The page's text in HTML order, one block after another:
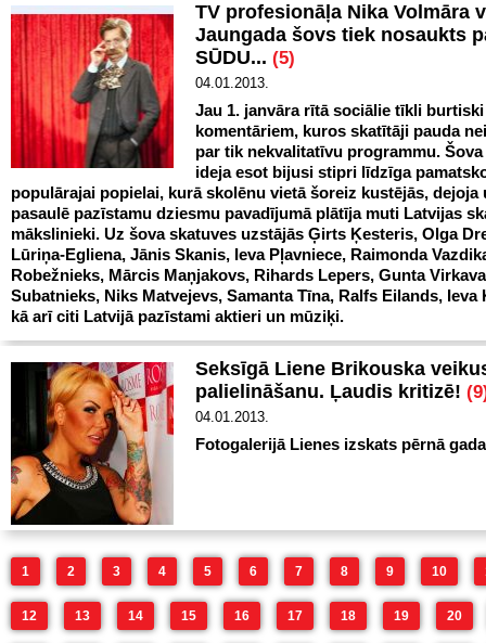
TV profesionāļa Nika Volmāra
Jaungada šovs tiek nosaukts
SŪDU... (5)
04.01.2013.
Jau 1. janvāra rītā sociālie tīkli
komentāriem, kuros skatītāji pauda
par tik nekvalitatīvu programmu. Šova
ideja esot bijusi stipri līdzīga
populārajai popielai, kurā skolēnu vietā šoreiz kustējās, dejoja
pasaulē pazīstamu dziesmu pavadījumā plātīja muti Latvijas
mākslinieki. Uz šova skatuves uzstājās Ģirts Ķesteris, Olga
Lūriņa-Egliena, Jānis Skanis, Ieva Pļavniece, Raimonda
Robežnieks, Mārcis Maņjakovs, Rihards Lepers, Gunta
Subatnieks, Niks Matvejevs, Samanta Tīna, Ralfs Eilands, Ieva
kā arī citi Latvijā pazīstami aktieri un mūziķi.
Seksīgā Liene Brikouska
palielināšanu. Ļaudis kritizē!
04.01.2013.
Fotogalerijā Lienes izskats pērnā
1 2 3 4 5 6 7 8 9 10
12 13 14 15 16 17 18 19 20